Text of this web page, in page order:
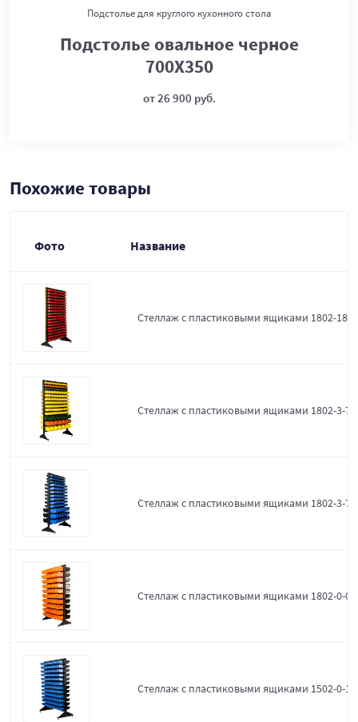
Подстолье для круглого кухонного стола
Подстолье овальное черное
700Х350
от 26 900 руб.
Похожие товары
Фото Название
Стеллаж с пластиковыми ящиками 1802-18-
Стеллаж с пластиковыми ящиками 1802-3-7-
Стеллаж с пластиковыми ящиками 1802-3-7-
Стеллаж с пластиковыми ящиками 1802-0-0-
Стеллаж с пластиковыми ящиками 1502-0-